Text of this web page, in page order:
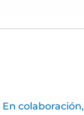
En colaboración,